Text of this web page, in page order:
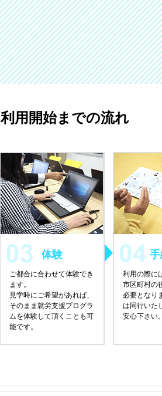
利用開始までの流れ
体験
ご都合に合わせて体験でき
ます。
見学時にご希望があれば、
そのまま就労支援プログラ
ムを体験して頂くことも可
能です。
手
利用の際に
市区町村の
必要となり
は同行いた
安心下さい。